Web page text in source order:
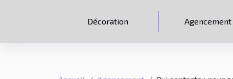
Décoration Agencement